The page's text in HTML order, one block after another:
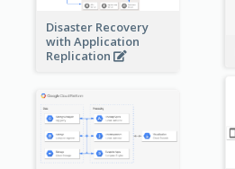
Disaster Recovery
with Application
Replication